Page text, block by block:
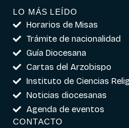
LO MÁS LEÍDO
Horarios de Misas
Trámite de nacionalidad
Guía Diocesana
Cartas del Arzobispo
Instituto de Ciencias
Noticias diocesanas
Agenda de eventos
CONTACTO